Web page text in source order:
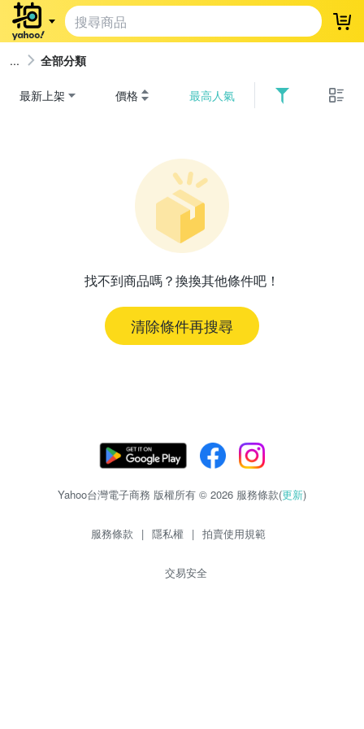
登
全部分類
最新上架 價格 最高人氣
找不到商品嗎？換換其他條件吧！
清除條件再搜尋
Yahoo台灣電子商務 版權所有 © 2026 服務條款(更新)
服務條款 | 隱私權 | 拍賣使用規範
交易安全